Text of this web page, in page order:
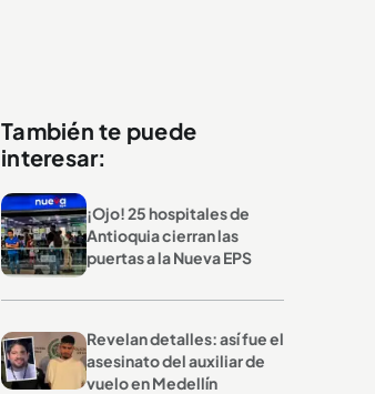
También te puede
interesar:
¡Ojo! 25 hospitales de
Antioquia cierran las
puertas a la Nueva EPS
Revelan detalles: así fue el
asesinato del auxiliar de
vuelo en Medellín